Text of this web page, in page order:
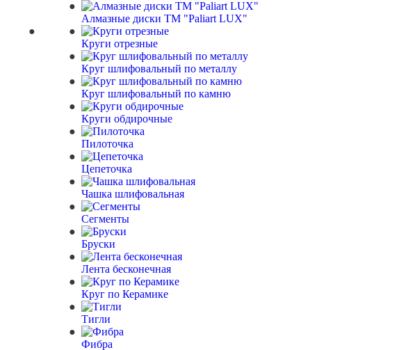
Алмазные диски ТМ "Paliart LUX"
Круги отрезные
Круг шлифовальный по металлу
Круг шлифовальный по камню
Круги обдирочные
Пилоточка
Цепеточка
Чашка шлифовальная
Сегменты
Бруски
Лента бесконечная
Круг по Керамике
Тигли
Фибра